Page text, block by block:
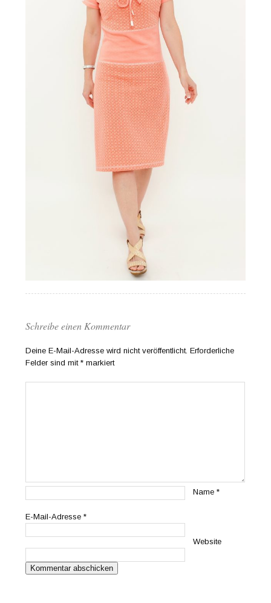
Schreibe einen Kommentar
Deine E-Mail-Adresse wird nicht veröffentlicht. Erforderliche
Felder sind mit* markiert
Name*
E-Mail-Adresse*
Website